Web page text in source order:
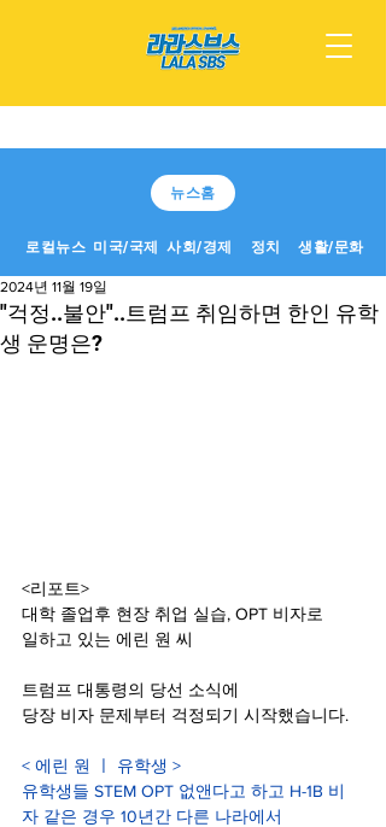
뉴스홈
로컬뉴스 미국/국제 사회/경제 정치 생활/문화
"걱정..불안"..트럼프 취임하면 한인 유학
생 운명은?
2024년 11월 19일
<리포트>
대학 졸업후 현장 취업 실습, OPT 비자로
일하고 있는 에린 원 씨
트럼프 대통령의 당선 소식에
당장 비자 문제부터 걱정되기 시작했습니다.
< 에린 원 ㅣ 유학생 >
유학생들 STEM OPT 없앤다고 하고 H-1B 비
자 같은 경우 10년간 다른 나라에서